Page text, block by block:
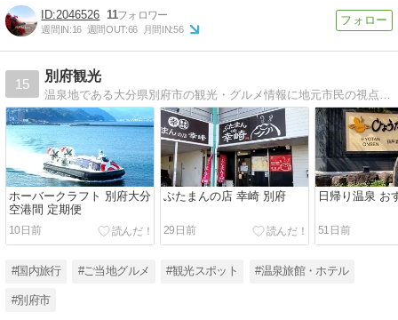
2046526 11
週間IN:16 週間OUT:66 月間IN:56
15
別府観光
ホーバークラフト 別府大分
空港間 定期便
10日前
ぶたまんの店 幸崎 別府
29日前
日帰り温泉 お
51日前
#国内旅行 #ご当地グルメ #観光スポット #温泉旅館・ホテル
#別府市